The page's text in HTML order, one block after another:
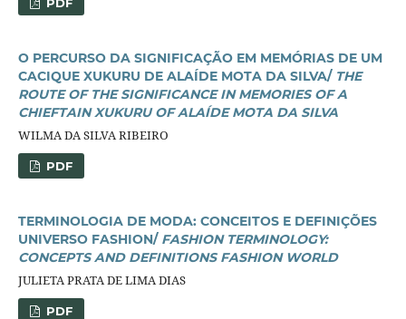
O PERCURSO DA SIGNIFICAÇÃO EM MEMÓRIAS DE UM
CACIQUE XUKURU DE ALAÍDE MOTA DA SILVA/THE
ROUTE OF THE SIGNIFICANCE IN MEMORIES OF A
CHIEFTAIN XUKURU OF ALAÍDE MOTA DA SILVA
WILMA DA SILVA RIBEIRO
PDF
TERMINOLOGIA DE MODA: CONCEITOS E DEFINIÇÕES
UNIVERSO FASHION/FASHION TERMINOLOGY:
CONCEPTS AND DEFINITIONS FASHION WORLD
JULIETA PRATA DE LIMA DIAS
PDF